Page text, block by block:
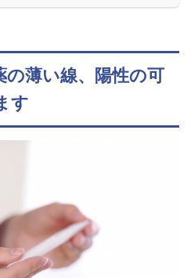
の薄い線、陽性の可
す